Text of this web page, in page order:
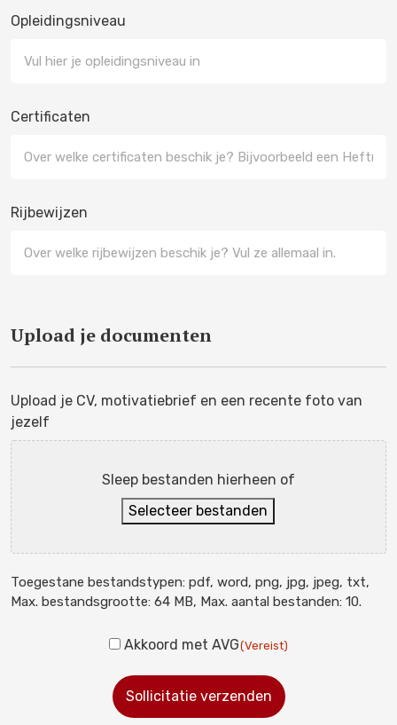
Opleidingsniveau
Certificaten
Rijbewijzen
Upload je documenten
Upload je CV, motivatiebrief en een recente foto van
jezelf
Sleep bestanden hierheen of
Selecteer bestanden
Toegestane bestandstypen: pdf, word, png, jpg, jpeg, txt,
Max. bestandsgrootte: 64 MB, Max. aantal bestanden: 10.
Akkoord met AVG(Vereist)